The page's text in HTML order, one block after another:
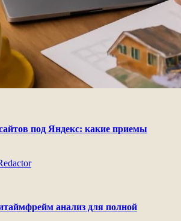
под Яндекс: какие приемы
анализ для полной